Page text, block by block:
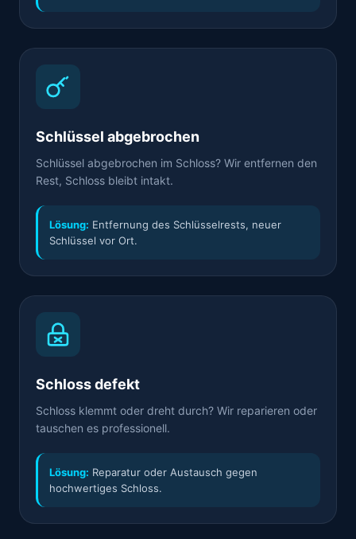
Schlüssel abgebrochen
Schlüssel abgebrochen im Schloss? Wir entfernen den
Rest, Schloss bleibt intakt.
Lösung: Entfernung des Schlüsselrests, neuer
Schlüssel vor Ort.
Schloss defekt
Schloss klemmt oder dreht durch? Wir reparieren oder
tauschen es professionell.
Lösung: Reparatur oder Austausch gegen
hochwertiges Schloss.